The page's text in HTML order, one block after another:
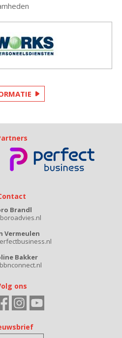
Brandl
Vermeulen
Bakker
ons